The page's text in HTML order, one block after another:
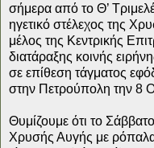
σήμερα από το Θ’
ηγετικό στέλεχος της
μέλος της Κεντρικής
διατάραξης κοινής
σε επίθεση τάγματος
στην Πετρούπολη την 8
Θυμίζουμε ότι το
Χρυσής Αυγής με ρόπαλα